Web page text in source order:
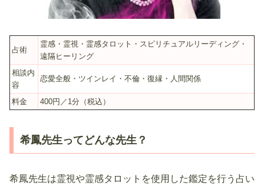
占術
霊感・霊視・霊感タロット・スピリチュアルリーディング・
遠隔ヒーリング
相談内
容
恋愛全般・ツインレイ・不倫・復縁・人間関係
料金 400円／1分（税込）
希鳳先生ってどんな先生？
希鳳先生は霊視や霊感タロットを使用した鑑定を行う占い